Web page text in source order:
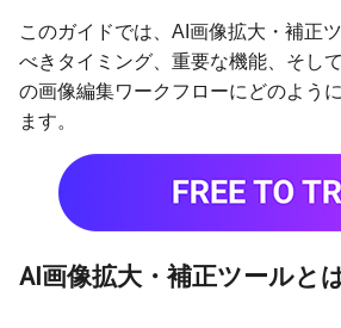
このガイドでは、AI画像拡大・補正
べきタイミング、重要な機能、そし
の画像編集ワークフローにどのよう
ます。
AI画像拡大・補正ツールと